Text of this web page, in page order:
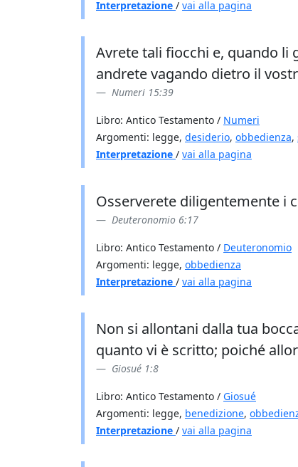
Interpretazione / vai alla pagina
Avrete tali fiocchi e, quando
andrete vagando dietro il
Numeri 15:39
Libro: Antico Testamento / Numeri
Argomenti: legge, desiderio, obbedienza,
Interpretazione / vai alla pagina
Osserverete diligentemente i
Deuteronomio 6:17
Libro: Antico Testamento / Deuteronomio
Argomenti: legge, obbedienza
Interpretazione / vai alla pagina
Non si allontani dalla tua
quanto vi è scritto; poiché
Giosué 1:8
Libro: Antico Testamento / Giosué
Argomenti: legge, benedizione,
Interpretazione / vai alla pagina